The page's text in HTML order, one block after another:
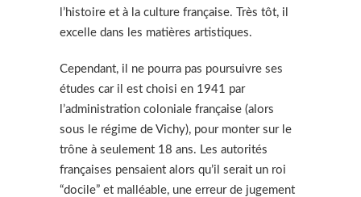
l’histoire et à la culture française. Très tôt, il
excelle dans les matières artistiques.
Cependant, il ne pourra pas poursuivre ses
études car il est choisi en 1941 par
l’administration coloniale française (alors
sous le régime de Vichy), pour monter sur le
trône à seulement 18 ans. Les autorités
françaises pensaient alors qu’il serait un roi
“docile” et malléable, une erreur de jugement